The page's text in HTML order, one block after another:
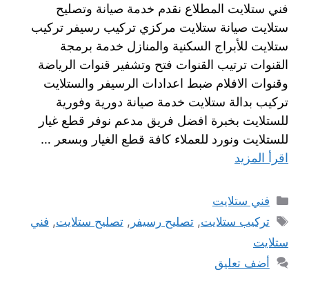
فني ستلايت المطلاع نقدم خدمة صيانة وتصليح
ستلايت صيانة ستلايت مركزي تركيب رسيفر تركيب
ستلايت للأبراج السكنية والمنازل خدمة برمجة
القنوات ترتيب القنوات فتح وتشفير قنوات الرياضة
وقنوات الافلام ضبط اعدادات الرسيفر والستلايت
تركيب بدالة ستلايت خدمة صيانة دورية وفورية
للستلايت بخبرة افضل فريق مدعم نوفر قطع غيار
للستلايت ونورد للعملاء كافة قطع الغيار وبسعر …
اقرأ المزيد
فني ستلايت
تركيب ستلايت,تصليح رسيفر ,تصليح ستلايت, فني
ستلايت
أضف تعليق